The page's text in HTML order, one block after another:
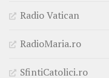
Radio Vatican
RadioMaria.ro
SfintiCatolici.ro